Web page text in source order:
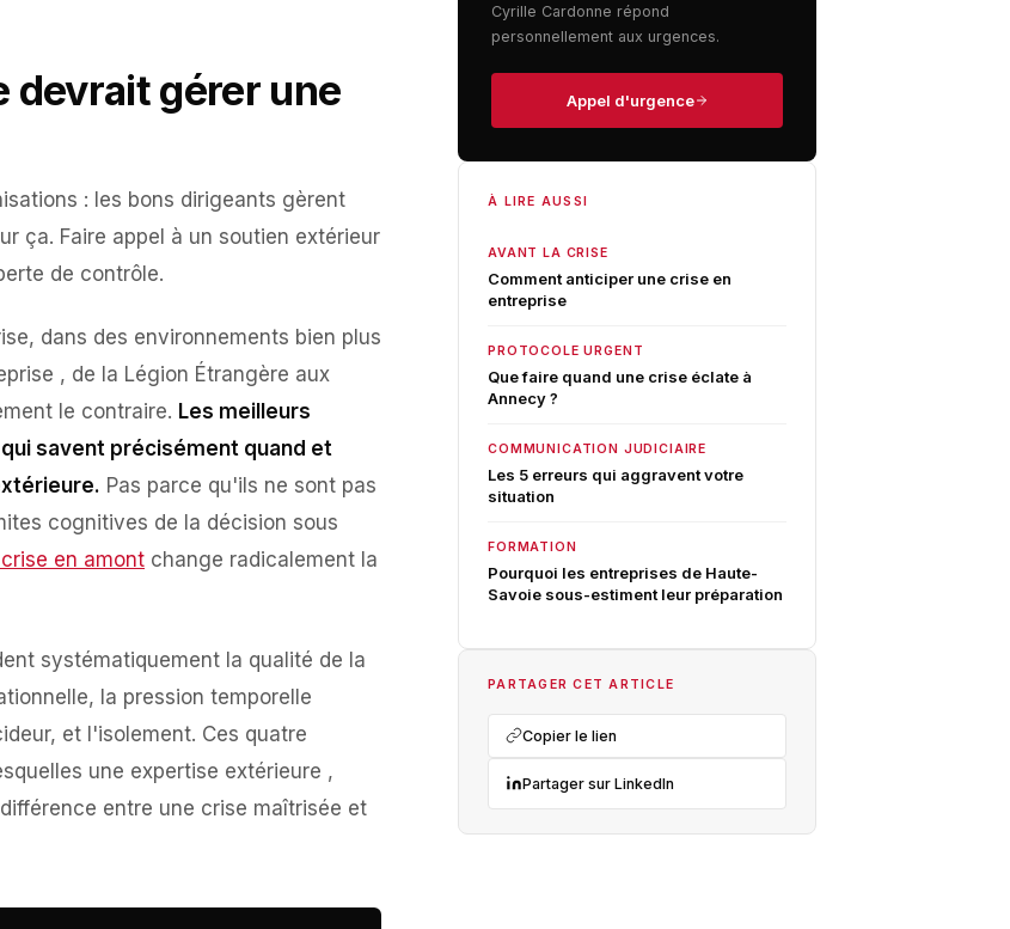
devrait gérer une
: les bons dirigeants gèrent
ça. Faire appel à un soutien extérieur
de contrôle.
dans des environnements bien plus
, de la Légion Étrangère aux
le contraire. Les meilleurs
savent précisément quand et
Pas parce qu'ils ne sont pas
cognitives de la décision sous
en amont change radicalement la
systématiquement la qualité de la
la pression temporelle
et l'isolement. Ces quatre
une expertise extérieure ,
entre une crise maîtrisée et
Cyrille Cardonne répond
personnellement aux urgences.
Appel d'urgence
À LIRE AUSSI
AVANT LA CRISE
Comment anticiper une crise en
entreprise
PROTOCOLE URGENT
Que faire quand une crise éclate à
Annecy ?
COMMUNICATION JUDICIAIRE
Les 5 erreurs qui aggravent votre
situation
FORMATION
Pourquoi les entreprises de Haute-
Savoie sous-estiment leur préparation
PARTAGER CET ARTICLE
Copier le lien
Partager sur LinkedIn